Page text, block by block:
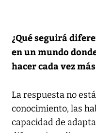
¿Qué seguirá
en un mundo
hacer cada vez
La respuesta no
conocimiento, las
capacidad de